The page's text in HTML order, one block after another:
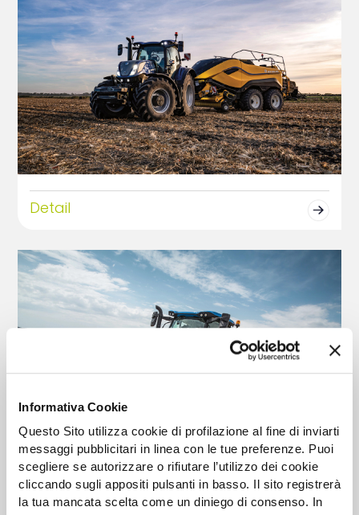
Informativa Cookie
Questo Sito utilizza cookie di profilazione al fine di inviarti
messaggi pubblicitari in linea con le tue preferenze. Puoi
scegliere se autorizzare o rifiutare l’utilizzo dei cookie
cliccando sugli appositi pulsanti in basso. Il sito registrerà
la tua mancata scelta come un diniego di consenso. In
Detail
Detail